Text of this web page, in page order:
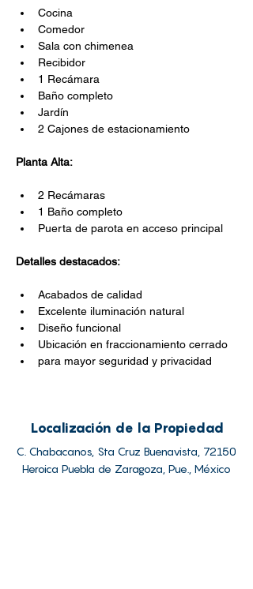
Cocina
Comedor
Sala con chimenea
Recibidor
1 Recámara
Baño completo
Jardín
2 Cajones de estacionamiento
Planta Alta:
2 Recámaras
1 Baño completo
Puerta de parota en acceso principal
Detalles destacados:
Acabados de calidad
Excelente iluminación natural
Diseño funcional
Ubicación en fraccionamiento cerrado
para mayor seguridad y privacidad
Localización de la Propiedad
C. Chabacanos, Sta Cruz Buenavista, 72150
Heroica Puebla de Zaragoza, Pue., México